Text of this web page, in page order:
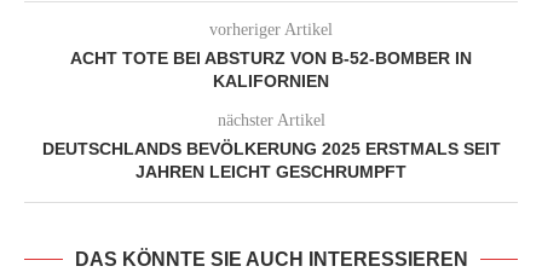
vorheriger Artikel
ACHT TOTE BEI ABSTURZ VON B-52-BOMBER IN
KALIFORNIEN
nächster Artikel
DEUTSCHLANDS BEVÖLKERUNG 2025 ERSTMALS SEIT
JAHREN LEICHT GESCHRUMPFT
DAS KÖNNTE SIE AUCH INTERESSIEREN